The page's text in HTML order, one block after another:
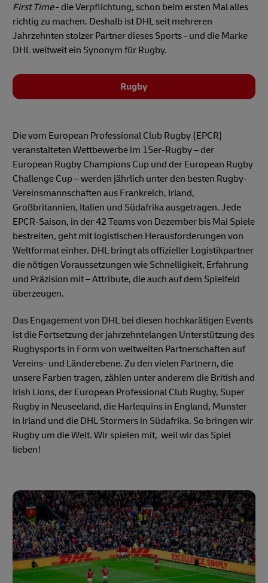
First Time- die Verpflichtung, schon beim ersten Mal alles
richtig zu machen. Deshalb ist DHL seit mehreren
Jahrzehnten stolzer Partner dieses Sports - und die Marke
DHL weltweit ein Synonym für Rugby.
Rugby
Die vom European Professional Club Rugby (EPCR)
veranstalteten Wettbewerbe im 15er-Rugby – der
European Rugby Champions Cup und der European Rugby
Challenge Cup – werden jährlich unter den besten Rugby-
Vereinsmannschaften aus Frankreich, Irland,
Großbritannien, Italien und Südafrika ausgetragen. Jede
EPCR-Saison, in der 42 Teams von Dezember bis Mai Spiele
bestreiten, geht mit logistischen Herausforderungen von
Weltformat einher. DHL bringt als offizieller Logistikpartner
die nötigen Voraussetzungen wie Schnelligkeit, Erfahrung
und Präzision mit – Attribute, die auch auf dem Spielfeld
überzeugen.
Das Engagement von DHL bei diesen hochkarätigen Events
ist die Fortsetzung der jahrzehntelangen Unterstützung des
Rugbysports in Form von weltweiten Partnerschaften auf
Vereins- und Länderebene. Zu den vielen Partnern, die
unsere Farben tragen, zählen unter anderem die British and
Irish Lions, der European Professional Club Rugby, Super
Rugby in Neuseeland, die Harlequins in England, Munster
in Irland und die DHL Stormers in Südafrika. So bringen wir
Rugby um die Welt. Wir spielen mit, weil wir das Spiel
lieben!